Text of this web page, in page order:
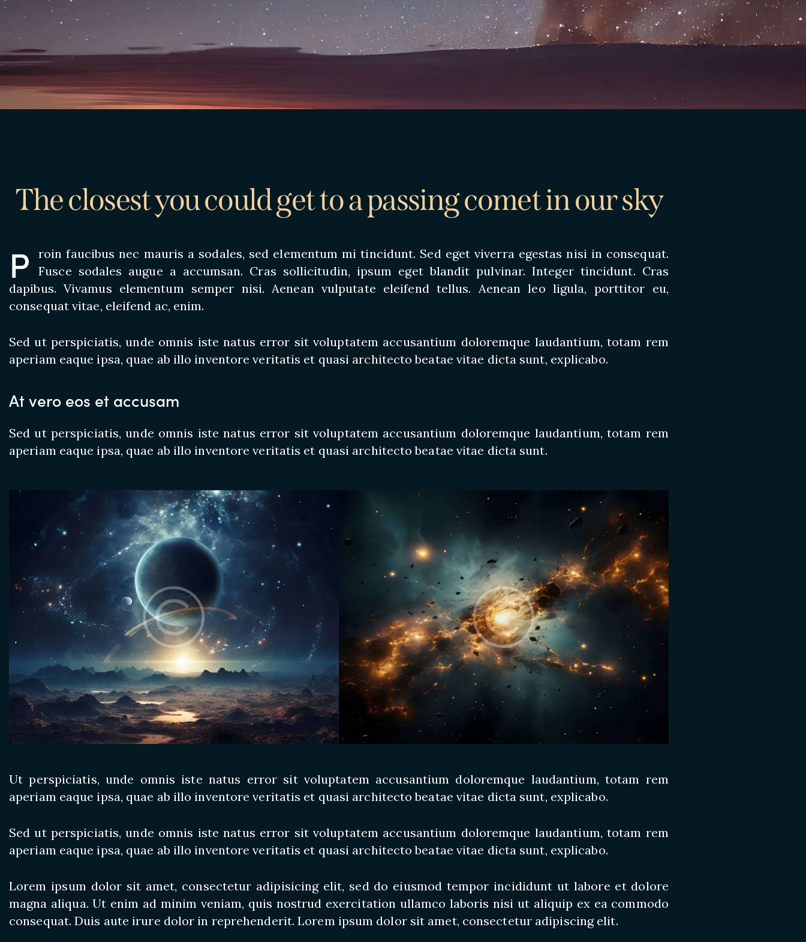
The closest you could get to a passing comet in our sky
P
roin faucibus nec mauris a sodales, sed elementum mi tincidunt. Sed eget viverra egestas nisi in consequat.
Fusce sodales augue a accumsan. Cras sollicitudin, ipsum eget blandit pulvinar. Integer tincidunt. Cras
dapibus. Vivamus elementum semper nisi. Aenean vulputate eleifend tellus. Aenean leo ligula, porttitor eu,
consequat vitae, eleifend ac, enim.
Sed ut perspiciatis, unde omnis iste natus error sit voluptatem accusantium doloremque laudantium, totam rem
aperiam eaque ipsa, quae ab illo inventore veritatis et quasi architecto beatae vitae dicta sunt, explicabo.
At vero eos et accusam
Sed ut perspiciatis, unde omnis iste natus error sit voluptatem accusantium doloremque laudantium, totam rem
aperiam eaque ipsa, quae ab illo inventore veritatis et quasi architecto beatae vitae dicta sunt.
Ut perspiciatis, unde omnis iste natus error sit voluptatem accusantium doloremque laudantium, totam rem
aperiam eaque ipsa, quae ab illo inventore veritatis et quasi architecto beatae vitae dicta sunt, explicabo.
Sed ut perspiciatis, unde omnis iste natus error sit voluptatem accusantium doloremque laudantium, totam rem
aperiam eaque ipsa, quae ab illo inventore veritatis et quasi architecto beatae vitae dicta sunt, explicabo.
Lorem ipsum dolor sit amet, consectetur adipisicing elit, sed do eiusmod tempor incididunt ut labore et dolore
magna aliqua. Ut enim ad minim veniam, quis nostrud exercitation ullamco laboris nisi ut aliquip ex ea commodo
consequat. Duis aute irure dolor in reprehenderit. Lorem ipsum dolor sit amet, consectetur adipiscing elit.